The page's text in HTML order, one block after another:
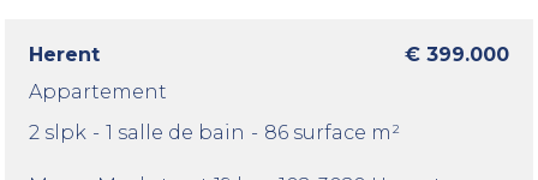
Herent
€ 399.000
Appartement
2 slpk - 1 salle de bain - 86 surface m²